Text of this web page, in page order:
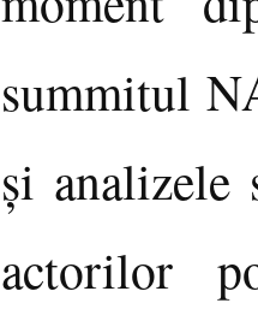
summitul
şi analizele
actorilor